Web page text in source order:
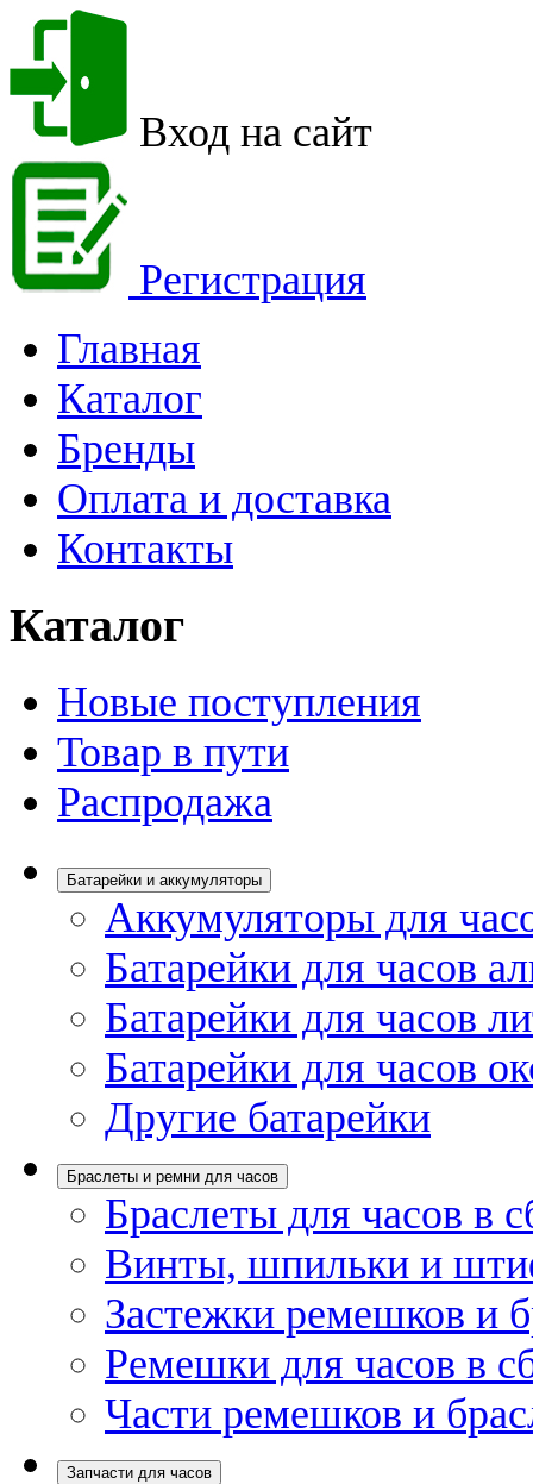
Вход на сайт
Регистрация
Главная
Каталог
Бренды
Оплата и доставка
Контакты
Каталог
Новые поступления
Товар в пути
Распродажа
Батарейки и аккумуляторы
Аккумуляторы для
Батарейки для часов
Батарейки для часов
Батарейки для часов
Другие батарейки
Браслеты и ремни для часов
Браслеты для часов в
Винты, шпильки и
Застежки ремешков и
Ремешки для часов в
Части ремешков и
Запчасти для часов